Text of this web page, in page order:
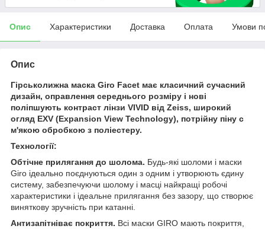
Опис Характеристики Доставка Оплата Умови
Опис
Гірськолижна маска Giro Facet має класичний сучасний
дизайн, оправлення середнього розміру і нові
поліпшують контраст лінзи VIVID від Zeiss, широкий
огляд EXV (Expansion View Technology), потрійну піну c
м'якою обробкою з поліестеру.
Технології:
Обтічне прилягання до шолома. Будь-які шоломи і маски
Giro ідеально поєднуються один з одним і утворюють єдину
систему, забезпечуючи шолому і масці найкращі робочі
характеристики і ідеальне прилягання без зазору, що створює
виняткову зручність при катанні.
Антизапітніває покриття. Всі маски GIRO мають покриття,